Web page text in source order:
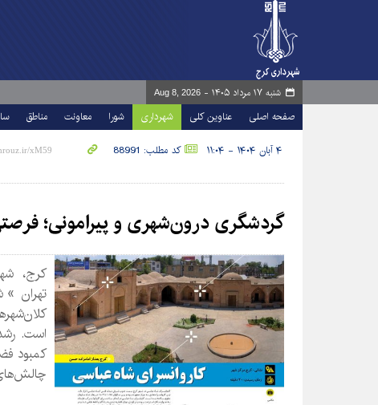
شنبه ۱۷ مرداد ۱۴۰۵ - Aug 8, 2026
صفحه اصلی عناوین کلی شهرداری شورا معاونت مناطق
۴ آبان ۱۴۰۴ - ۱۱:۰۴ کد مطلب: 88991
گردشگری درون‌شهری و پیرامونی؛
کرج،
است.
کمبود